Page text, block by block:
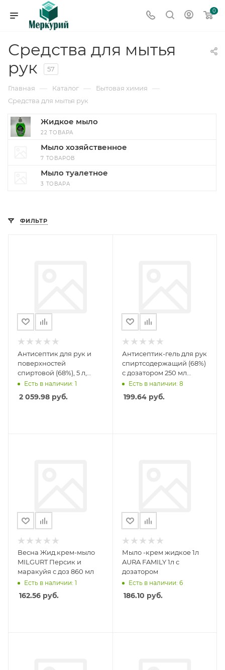
0
Средства для мытья
рук
57
Главная — Каталог — Бытовая химия —
Средства для мытья рук
Жидкое мыло
22 ТОВАРА
Мыло хозяйственное
7 ТОВАРОВ
Мыло туалетное
3 ТОВАРА
ФИЛЬТР
Антисептик для рук и
поверхностей
спиртовой (68%), 5 л,
ЗДРАВДЕЗ,
дезинфицирующий,
жидкость, ЗДА-566
Есть в наличии: 1
2 059.98 руб.
Антисептик-гель для рук
спиртсодержащий (68%)
с дозатором 250 мл
LAFITEL (Лафитель)
Есть в наличии: 8
199.64руб.
Весна Жид.крем-мыло
MILGURT Персик и
маракуйя с доз 860 мл
Есть в наличии: 1
162.56 руб.
Мыло -крем жидкое 1л
AURA FAMILY 1л с
дозатором
Есть в наличии: 6
186.10 руб.